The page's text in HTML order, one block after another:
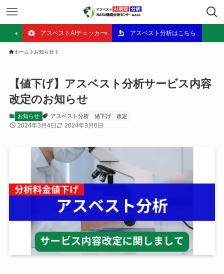
アスベストAIチェッカー アスベスト分析はこちら
ホーム お知らせ
【値下げ】アスベスト分析サービス内容
改定のお知らせ
お知らせ アスベスト分析 値下げ 改定
2024年3月4日 2024年3月6日